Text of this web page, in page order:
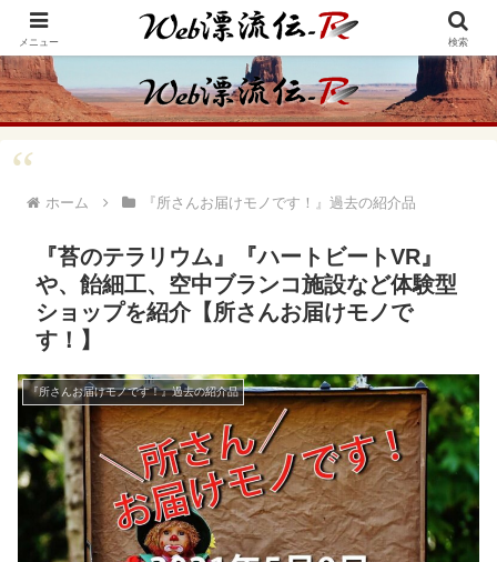
アメリカ・インディアンの思想・生き方からの学びをメインに、趣味や経験則
からの情報を発信
ホーム 『所さんお届けモノです！』過去の紹介品
『苔のテラリウム』『ハートビートVR』
や、飴細工、空中ブランコ施設など体験型
ショップを紹介【所さんお届けモノで
す！】
『所さんお届けモノです！』過去の紹介品
メニュー 検索